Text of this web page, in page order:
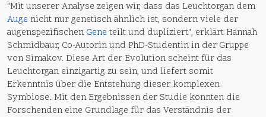
"Mit unserer Analyse zeigen wir, dass das Leuchtorgan dem
Auge nicht nur genetisch ähnlich ist, sondern viele der
augenspezifischen Gene teilt und dupliziert", erklärt Hannah
Schmidbaur, Co-Autorin und PhD-Studentin in der Gruppe
von Simakov. Diese Art der Evolution scheint für das
Leuchtorgan einzigartig zu sein, und liefert somit
Erkenntnis über die Entstehung dieser komplexen
Symbiose. Mit den Ergebnissen der Studie konnten die
Forschenden eine Grundlage für das Verständnis der